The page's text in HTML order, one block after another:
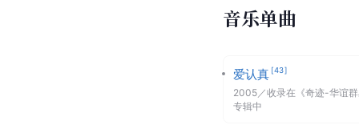
音乐单曲
爱认真 [43]
2005 ／收录在《奇迹-华谊
专辑中